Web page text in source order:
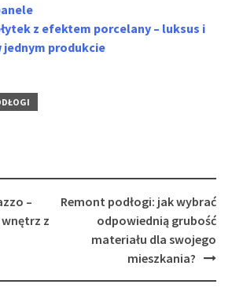
z efektem porcelany – luksus i
jednym produkcie
–
z
Remont podłogi: jak wybrać
odpowiednią grubość
materiału dla swojego
mieszkania?